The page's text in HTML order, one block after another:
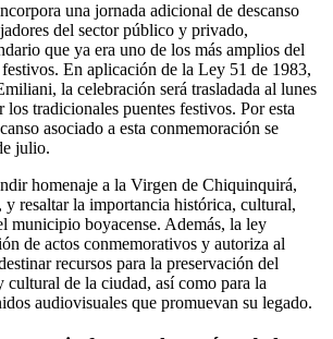
una jornada adicional de descanso
del sector público y privado,
que ya era uno de los más amplios del
En aplicación de la Ley 51 de 1983,
la celebración será trasladada al lunes
tradicionales puentes festivos. Por esta
asociado a esta conmemoración se
julio.
homenaje a la Virgen de Chiquinquirá,
resaltar la importancia histórica, cultural,
municipio boyacense. Además, la ley
de actos conmemorativos y autoriza al
recursos para la preservación del
de la ciudad, así como para la
audiovisuales que promuevan su legado.